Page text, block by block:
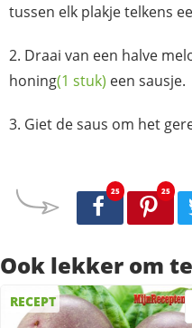
tussen elk plakje telkens
Draai van een halve
honing(1 stuk) een sausje.
Giet de saus om het
25 25
Ook lekker om
RECEPT